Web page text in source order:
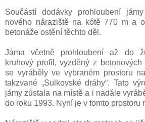
Součástí dodávky prohloubení
nového náraziště na kótě 770 m a
betonáže ostění těchto děl.
Jáma včetně prohloubení až do
kruhový profil, vyzděný z
se vyráběly ve vybraném prostoru
takzvané „Sulkovské dráhy“. Tato
jámy zůstala na místě a i nadále
do roku 1993. Nyní je v tomto prostoru